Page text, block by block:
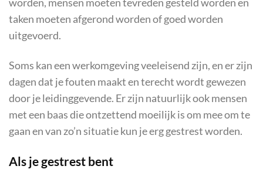
worden, mensen moeten tevreden gesteld worden en
taken moeten afgerond worden of goed worden
uitgevoerd.
Soms kan een werkomgeving veeleisend zijn, en er zijn
dagen dat je fouten maakt en terecht wordt gewezen
door je leidinggevende. Er zijn natuurlijk ook mensen
met een baas die ontzettend moeilijk is om mee om te
gaan en van zo’n situatie kun je erg gestrest worden.
Als je gestrest bent